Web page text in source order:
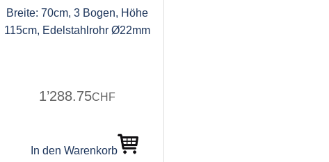
Breite: 70cm, 3 Bogen, Höhe
115cm, Edelstahlrohr Ø22mm
1’288.75CHF
In den Warenkorb